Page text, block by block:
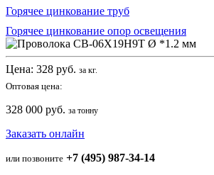
Горячее цинкование труб
Горячее цинкование опор освещения
Цена: 328 руб. за кг.
Оптовая цена:
328 000 руб. за тонну
Заказать онлайн
или позвоните +7 (495) 987-34-14